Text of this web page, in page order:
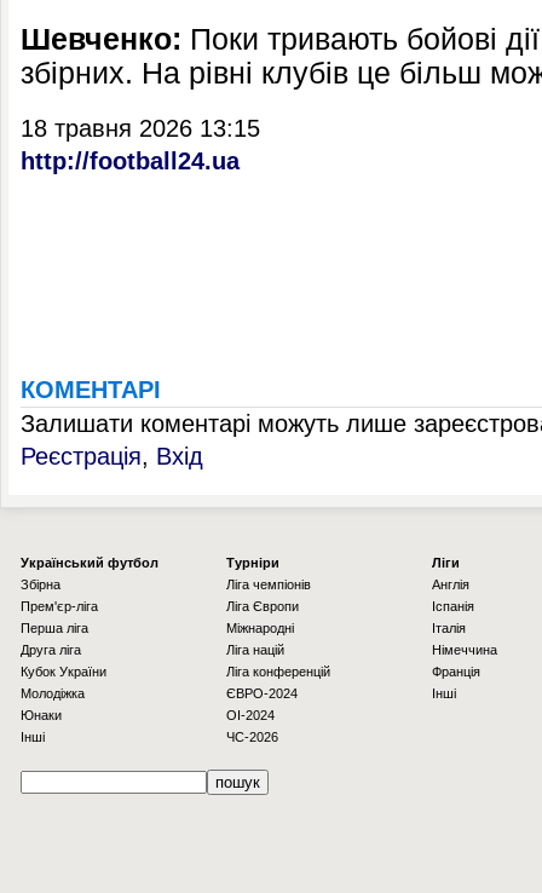
Шевченко: Поки тривають бойові
збірних. На рівні клубів це більш
18 травня 2026 13:15
http://football24.ua
КОМЕНТАРІ
Залишати коментарі можуть лише
Реєстрація, Вхід
Українcький футбол
Збірна
Прем'єр-ліга
Перша ліга
Друга ліга
Кубок України
Молодіжка
Юнаки
Інші
Турніри
Ліга чемпіонів
Ліга Європи
Міжнародні
Ліга націй
Ліга конференцій
ЄВРО-2024
OI-2024
ЧС-2026
Ліги
Англія
Іспанія
Італія
Німеччина
Франція
Інші